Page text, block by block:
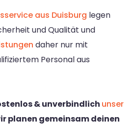
aus Duisburg legen
und Qualität und
daher nur mit
Personal aus
& unverbindlich unser
planen gemeinsam deinen